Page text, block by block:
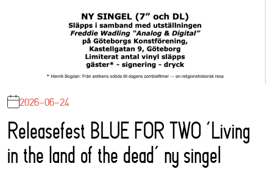
2026-06-24
Releasefest BLUE FOR TWO ‘Living
in the land of the dead’ ny singel